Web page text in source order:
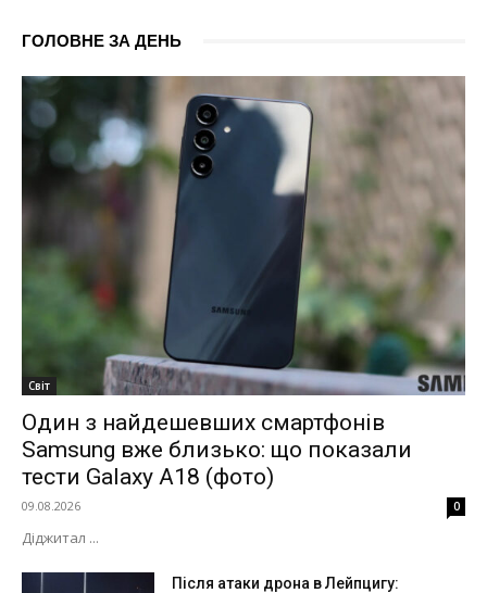
ГОЛОВНЕ ЗА ДЕНЬ
Світ
Один з найдешевших смартфонів
Samsung вже близько: що показали
тести Galaxy A18 (фото)
09.08.2026 0
Діджитал ...
Після атаки дрона в Лейпцигу: